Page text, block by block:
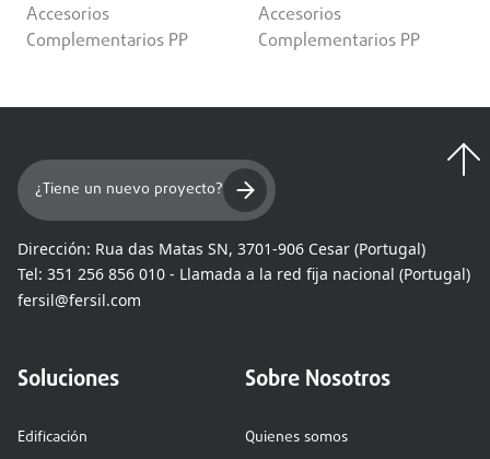
Accesorios
Complementarios PP
Accesorios
Complementarios PP
¿Tiene un nuevo proyecto?
Dirección: Rua das Matas SN, 3701-906 Cesar (Portugal)
Tel: 351 256 856 010 - Llamada a la red fija nacional (Portugal)
fersil@fersil.com
Soluciones
Edificación
Sobre Nosotros
Quienes somos